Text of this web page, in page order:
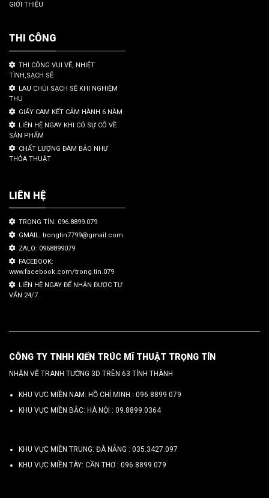
GIỚI THIỆU
THI CÔNG
THI CÔNG VUI VẼ, NHIỆT
TÌNH,SẠCH SẼ
LAU CHÙI SẠCH SẼ KHI NGHIỆM
THU
GIẤY CAM KẾT CẢM HÀNH 6 NĂM
LIÊN HỆ NGAY KHI CÓ SỰ CỐ VỀ
SẢN PHẨM
CHẤT LƯỢNG ĐÀM BẢO NHƯ
THỎA THUẬT
LIÊN HỆ
TRỌNG TÍN: 096.8899.079
GMAIL: trongtin7799@gmail.com
ZALO: 0968899079
FACEBOOK:
www.facebook.com/trong.tin.079
LIÊN HỆ NGAY ĐỂ NHẬN ĐƯỢC TƯ
VẤN 24/7.
CÔNG TY TNHH KIẾN TRÚC MĨ THUẬT TRỌNG TÍN
NHẬN VẼ TRANH TƯỜNG 3D TRÊN 63 TỈNH THÀNH
KHU VỰC MIỀN NAM: HỒ CHÍ MINH : 096 8899 079
KHU VỰC MIỀN BẮC: HÀ NỘI : 09.8899.0364
KHU VỰC MIỀN TRUNG: ĐÀ NẴNG : 035.3427.097
KHU VỰC MIỀN TÂY: CẦN THƠ : 096.8899.079